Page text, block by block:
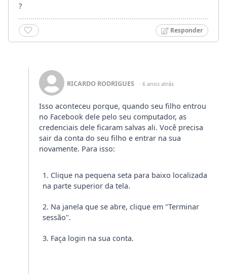
?
Responder
RICARDO RODRIGUES · 6 anos atrás
Isso aconteceu porque, quando seu filho entrou
no Facebook dele pelo seu computador, as
credenciais dele ficaram salvas ali. Você precisa
sair da conta do seu filho e entrar na sua
novamente. Para isso:
Clique na pequena seta para baixo localizada
na parte superior da tela.
Na janela que se abre, clique em "Terminar
sessão".
Faça login na sua conta.